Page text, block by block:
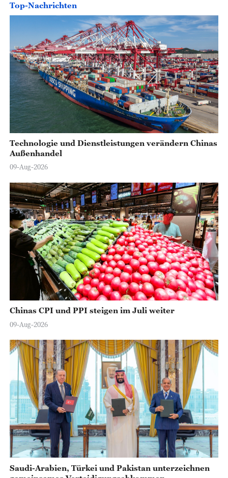
Top-Nachrichten
Technologie und Dienstleistungen verändern Chinas
Außenhandel
09-Aug-2026
Chinas CPI und PPI steigen im Juli weiter
09-Aug-2026
Saudi-Arabien, Türkei und Pakistan unterzeichnen